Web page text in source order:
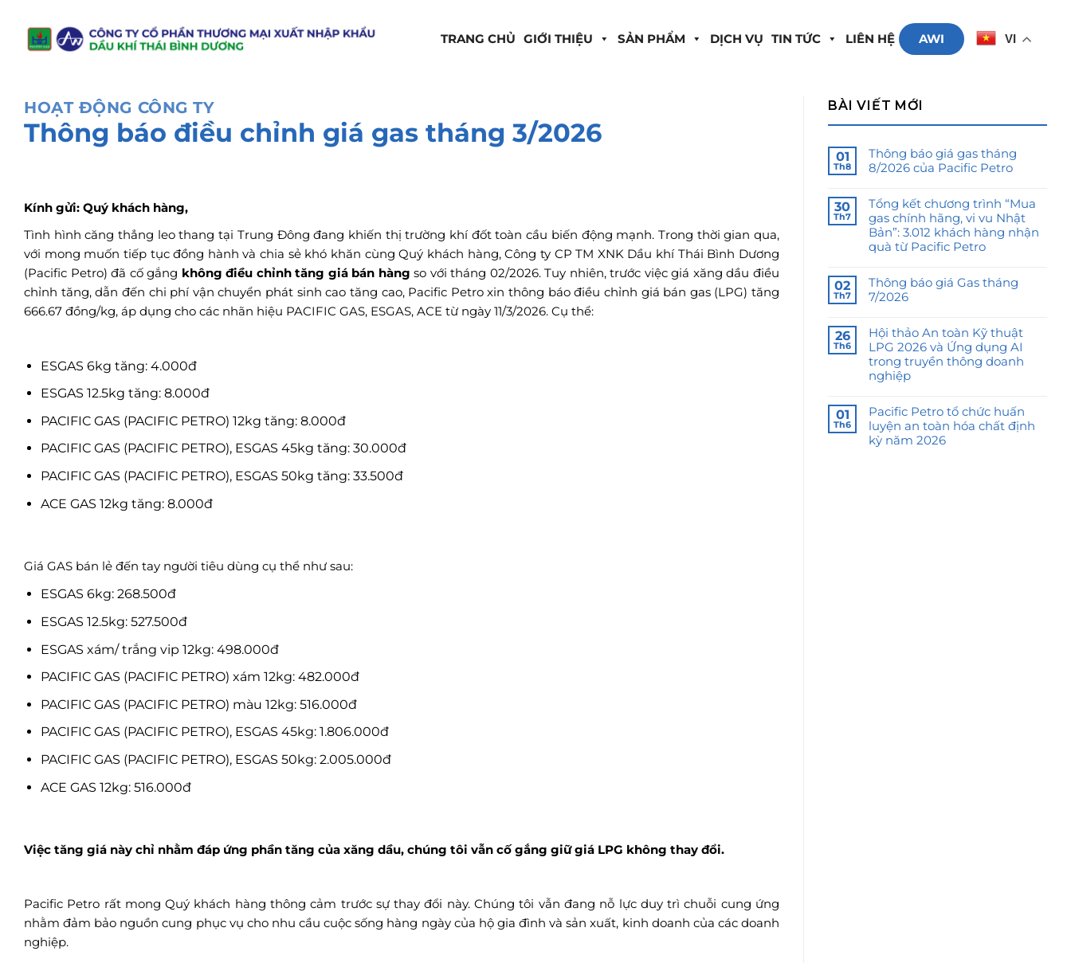
TRANG CHỦ GIỚI THIỆU SẢN PHẨM DỊCH VỤ TIN TỨC LIÊN HỆ AWI VI
HOẠT ĐỘNG CÔNG TY
Thông báo điều chỉnh giá gas tháng 3/2026
Kính gửi: Quý khách hàng,
Tình hình căng thẳng leo thang tại Trung Đông đang khiến thị trường khí đốt toàn cầu biến động mạnh. Trong thời gian qua,
với mong muốn tiếp tục đồng hành và chia sẻ khó khăn cùng Quý khách hàng, Công ty CP TM XNK Dầu khí Thái Bình Dương
(Pacific Petro) đã cố gắng không điều chỉnh tăng giá bán hàng so với tháng 02/2026. Tuy nhiên, trước việc giá xăng dầu điều
chỉnh tăng, dẫn đến chi phí vận chuyển phát sinh cao tăng cao, Pacific Petro xin thông báo điều chỉnh giá bán gas (LPG) tăng
666.67 đồng/kg, áp dụng cho các nhãn hiệu PACIFIC GAS, ESGAS, ACE từ ngày 11/3/2026. Cụ thể:
ESGAS 6kg tăng: 4.000đ
ESGAS 12.5kg tăng: 8.000đ
PACIFIC GAS (PACIFIC PETRO) 12kg tăng: 8.000đ
PACIFIC GAS (PACIFIC PETRO), ESGAS 45kg tăng: 30.000đ
PACIFIC GAS (PACIFIC PETRO), ESGAS 50kg tăng: 33.500đ
ACE GAS 12kg tăng: 8.000đ
Giá GAS bán lẻ đến tay người tiêu dùng cụ thể như sau:
ESGAS 6kg: 268.500đ
ESGAS 12.5kg: 527.500đ
ESGAS xám/ trắng vip 12kg: 498.000đ
PACIFIC GAS (PACIFIC PETRO) xám 12kg: 482.000đ
PACIFIC GAS (PACIFIC PETRO) màu 12kg: 516.000đ
PACIFIC GAS (PACIFIC PETRO), ESGAS 45kg: 1.806.000đ
PACIFIC GAS (PACIFIC PETRO), ESGAS 50kg: 2.005.000đ
ACE GAS 12kg: 516.000đ
Việc tăng giá này chỉ nhằm đáp ứng phần tăng của xăng dầu, chúng tôi vẫn cố gắng giữ giá LPG không thay đổi.
Pacific Petro rất mong Quý khách hàng thông cảm trước sự thay đổi này. Chúng tôi vẫn đang nỗ lực duy trì chuỗi cung ứng
nhằm đảm bảo nguồn cung phục vụ cho nhu cầu cuộc sống hàng ngày của hộ gia đình và sản xuất, kinh doanh của các doanh
nghiệp.
BÀI VIẾT MỚI
01
Th8
Thông báo giá gas tháng
8/2026 của Pacific Petro
30
Th7
Tổng kết chương trình “Mua
gas chính hãng, vi vu Nhật
Bản”: 3.012 khách hàng nhận
quà từ Pacific Petro
02
Th7
Thông báo giá Gas tháng
7/2026
26
Th6
Hội thảo An toàn Kỹ thuật
LPG 2026 và Ứng dụng AI
trong truyền thông doanh
nghiệp
01
Th6
Pacific Petro tổ chức huấn
luyện an toàn hóa chất định
kỳ năm 2026